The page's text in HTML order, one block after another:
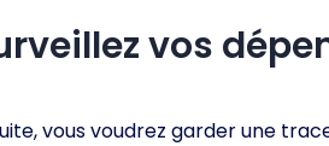
vos
vous voudrez garder une